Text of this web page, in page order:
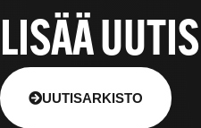
LISÄÄ
UUTISARKISTO